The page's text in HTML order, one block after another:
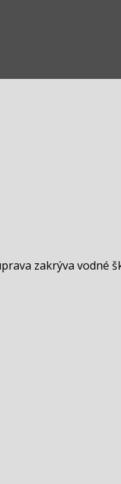
zakrýva vodné